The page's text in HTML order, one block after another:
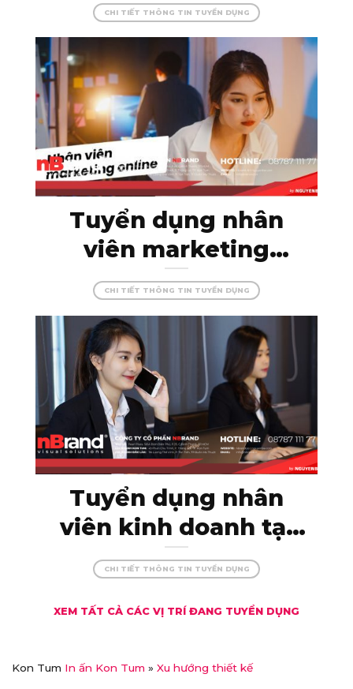
cùng màu sắc, tạo
dựng những công
trình hoàn hảo!
CHI TIẾT THÔNG TIN TUYỂN DỤNG
Tuyển dụng nhân
viên marketing
online – thỏa sức
sáng tạo cùng
nBrand!
CHI TIẾT THÔNG TIN TUYỂN DỤNG
Tuyển dụng nhân
viên kinh doanh tại
Kon Tum – thu nhập
khủng, đãi ngộ xịn!
CHI TIẾT THÔNG TIN TUYỂN DỤNG
XEM TẤT CẢ CÁC VỊ TRÍ ĐANG TUYỂN DỤNG
Kon Tum In ấn Kon Tum » Xu hướng thiết kế